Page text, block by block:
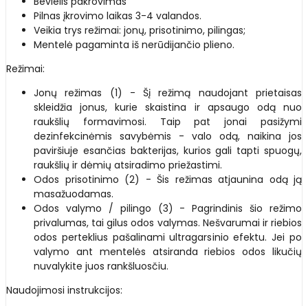
Pilnas įkrovimo laikas 3-4 valandos.
Veikia trys režimai: jonų, prisotinimo, pilingas;
Mentelė pagaminta iš nerūdijančio plieno.
Režimai:
Jonų režimas (1) - Šį režimą naudojant prietaisas
skleidžia jonus, kurie skaistina ir apsaugo odą nuo
raukšlių formavimosi. Taip pat jonai pasižymi
dezinfekcinėmis savybėmis - valo odą, naikina jos
paviršiuje esančias bakterijas, kurios gali tapti spuogų,
raukšlių ir dėmių atsiradimo priežastimi.
Odos prisotinimo (2) - Šis režimas atjaunina odą ją
masažuodamas.
Odos valymo / pilingo (3) - Pagrindinis šio režimo
privalumas, tai gilus odos valymas. Nešvarumai ir riebios
odos perteklius pašalinami ultragarsinio efektu. Jei po
valymo ant mentelės atsiranda riebios odos likučių
nuvalykite juos rankšluosčiu.
Naudojimosi instrukcijos: